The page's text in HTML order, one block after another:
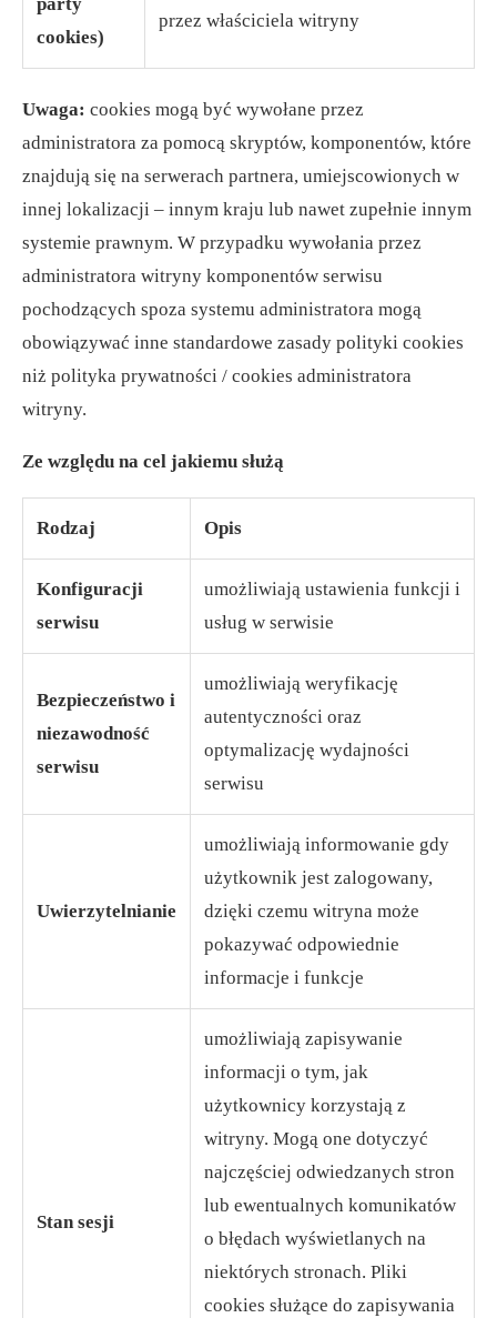
cookies)
przez właściciela witryny
Uwaga: cookies mogą być wywołane przez
administratora za pomocą skryptów, komponentów, które
znajdują się na serwerach partnera, umiejscowionych w
innej lokalizacji – innym kraju lub nawet zupełnie innym
systemie prawnym. W przypadku wywołania przez
administratora witryny komponentów serwisu
pochodzących spoza systemu administratora mogą
obowiązywać inne standardowe zasady polityki cookies
niż polityka prywatności / cookies administratora
witryny.
Ze względu na cel jakiemu służą
Rodzaj Opis
Konfiguracji
serwisu
umożliwiają ustawienia funkcji i
usług w serwisie
Bezpieczeństwo i
niezawodność
serwisu
umożliwiają weryfikację
autentyczności oraz
optymalizację wydajności
serwisu
Uwierzytelnianie
umożliwiają informowanie gdy
użytkownik jest zalogowany,
dzięki czemu witryna może
pokazywać odpowiednie
informacje i funkcje
Stan sesji
umożliwiają zapisywanie
informacji o tym, jak
użytkownicy korzystają z
witryny. Mogą one dotyczyć
najczęściej odwiedzanych stron
lub ewentualnych komunikatów
o błędach wyświetlanych na
niektórych stronach. Pliki
cookies służące do zapisywania